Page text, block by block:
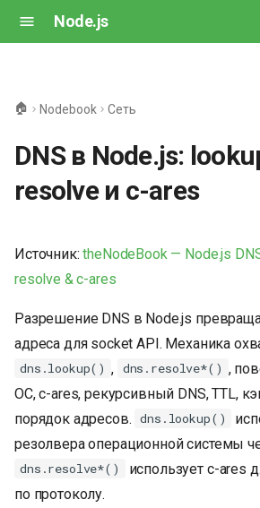
Node.js
и
л
и
з
а
и
я
🏠 Nodebook Сеть
DNS в Node.js:
resolve и c-ares
Источник:theNodeBook — Node.js
resolve & c-ares
Разрешение DNS в Node.js
адреса для socket API. Механика
dns.lookup() , dns.resolve*() ,
ОС, c-ares, рекурсивный DNS, TTL,
порядок адресов. dns.lookup()
резолвера операционной системы
dns.resolve*()
использует c-ares
по протоколу.